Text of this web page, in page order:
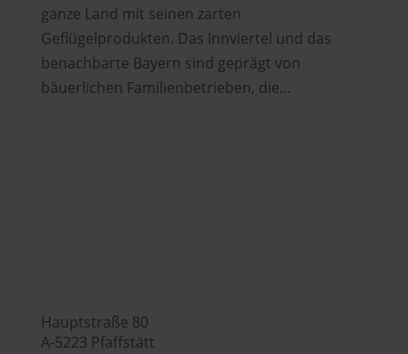
ganze Land mit seinen zarten
Geflügelprodukten. Das Innviertel und das
benachbarte Bayern sind geprägt von
bäuerlichen Familienbetrieben, die...
Hauptstraße 80
A-5223 Pfaffstätt